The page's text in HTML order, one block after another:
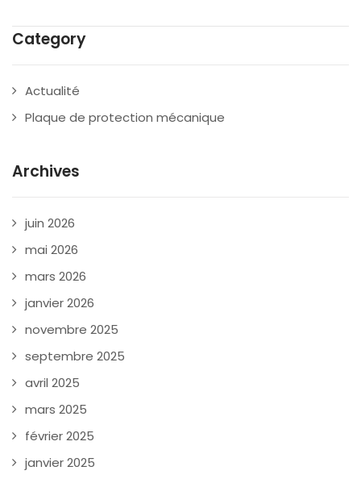
Category
Actualité
Plaque de protection mécanique
Archives
juin 2026
mai 2026
mars 2026
janvier 2026
novembre 2025
septembre 2025
avril 2025
mars 2025
février 2025
janvier 2025